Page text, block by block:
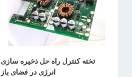
تخته کنترل راه حل ذخیره سازی
انرژی در فضای باز